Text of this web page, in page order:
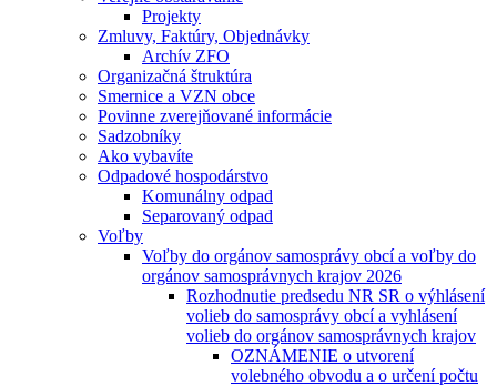
Projekty
Zmluvy, Faktúry, Objednávky
Archív ZFO
Organizačná štruktúra
Smernice a VZN obce
Povinne zverejňované informácie
Sadzobníky
Ako vybavíte
Odpadové hospodárstvo
Komunálny odpad
Separovaný odpad
Voľby
Voľby do orgánov samosprávy obcí a voľby do
orgánov samosprávnych krajov 2026
Rozhodnutie predsedu NR SR o výhlásení
volieb do samosprávy obcí a vyhlásení
volieb do orgánov samosprávnych krajov
OZNÁMENIE o utvorení
volebného obvodu a o určení počtu